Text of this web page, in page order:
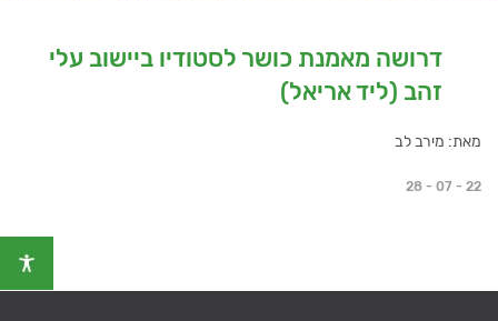
דרושה מאמנת כושר לסטודיו ביישוב עלי
זהב (ליד אריאל)
מאת: מירב לב
28 - 07 - 22